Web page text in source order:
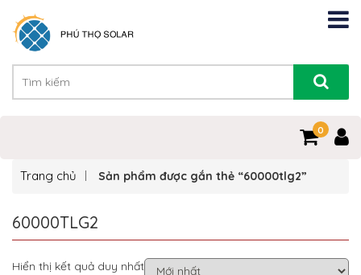
0
Trang chủ Sản phẩm được gắn thẻ “60000tlg2”
60000TLG2
Hiển thị kết quả duy nhất